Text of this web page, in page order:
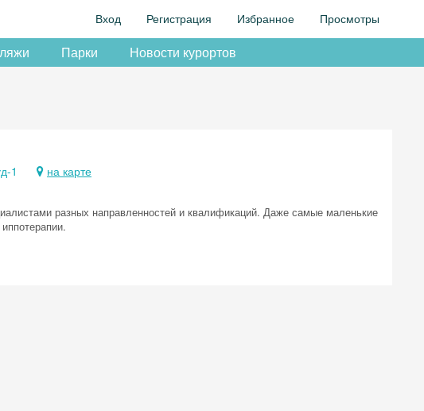
Вход Регистрация Избранное Просмотры
Парки Новости курортов
1 на карте
разных направленностей и квалификаций. Даже самые маленькие